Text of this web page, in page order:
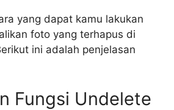
yang dapat kamu lakukan
foto yang terhapus di
ini adalah penjelasan
Fungsi Undelete